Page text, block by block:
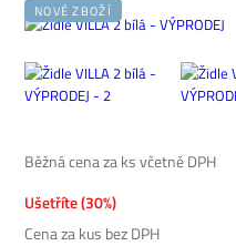
NOVÉ ZBOŽÍ
Běžná cena za ks včetně DPH
Ušetříte (30%)
Cena za kus bez DPH